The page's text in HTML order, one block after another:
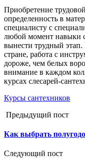
Приобретение
определенность в
специалисту с
любой момент навыки
вынести трудный этап.
стране, работа с
дороже, чем белых
внимание в каждом
курсах слесарей-
Курсы сантехников
Предыдущий пост
Как выбрать
Следующий пост